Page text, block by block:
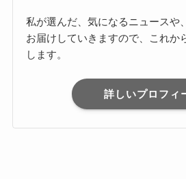
私が選んだ、気になるニュースや
お届けしていきますので、これか
します。
詳しいプロフィ